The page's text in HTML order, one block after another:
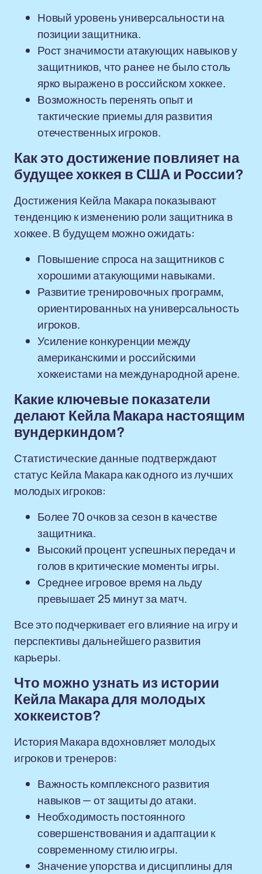
Новый уровень универсальности на
позиции защитника.
Рост значимости атакующих навыков у
защитников, что ранее не было столь
ярко выражено в российском хоккее.
Возможность перенять опыт и
тактические приемы для развития
отечественных игроков.
Как это достижение повлияет на
будущее хоккея в США и России?
Достижения Кейла Макара показывают
тенденцию к изменению роли защитника в
хоккее. В будущем можно ожидать:
Повышение спроса на защитников с
хорошими атакующими навыками.
Развитие тренировочных программ,
ориентированных на универсальность
игроков.
Усиление конкуренции между
американскими и российскими
хоккеистами на международной арене.
Какие ключевые показатели
делают Кейла Макара настоящим
вундеркиндом?
Статистические данные подтверждают
статус Кейла Макара как одного из лучших
молодых игроков:
Более 70 очков за сезон в качестве
защитника.
Высокий процент успешных передач и
голов в критические моменты игры.
Среднее игровое время на льду
превышает 25 минут за матч.
Все это подчеркивает его влияние на игру и
перспективы дальнейшего развития
карьеры.
Что можно узнать из истории
Кейла Макара для молодых
хоккеистов?
История Макара вдохновляет молодых
игроков и тренеров:
Важность комплексного развития
навыков — от защиты до атаки.
Необходимость постоянного
совершенствования и адаптации к
современному стилю игры.
Значение упорства и дисциплины для